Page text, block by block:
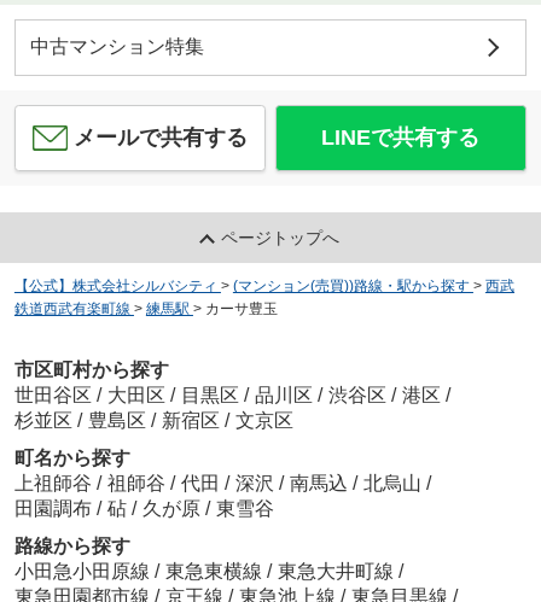
中古マンション特集
メールで共有する LINEで共有する
ページトップへ
【公式】株式会社シルバシティ > (マンション(売買))路線・駅から探す > 西武
鉄道西武有楽町線 > 練馬駅 > カーサ豊玉
市区町村から探す
世田谷区 / 大田区 / 目黒区 / 品川区 / 渋谷区 / 港区 /
杉並区 / 豊島区 / 新宿区 / 文京区
町名から探す
上祖師谷 / 祖師谷 / 代田 / 深沢 / 南馬込 / 北烏山 /
田園調布 / 砧 / 久が原 / 東雪谷
路線から探す
小田急小田原線 / 東急東横線 / 東急大井町線 /
東急田園都市線 / 京王線 / 東急池上線 / 東急目黒線 /